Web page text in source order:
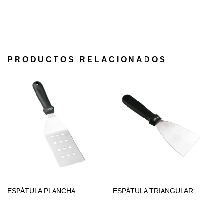
PRODUCTOS RELACIONADOS
ESPÁTULA PLANCHA ESPÁTULA TRIANGULAR